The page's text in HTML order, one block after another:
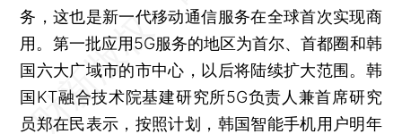
务，这也是新一代移动通信服务在全球首次实现商
用。第一批应用5G服务的地区为首尔、首都圈和韩
国六大广域市的市中心，以后将陆续扩大范围。韩
国KT融合技术院基建研究所5G负责人兼首席研究
员郑在民表示，按照计划，韩国智能手机用户明年